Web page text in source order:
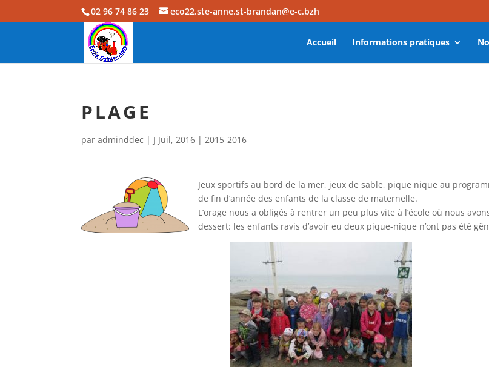
02 96 74 86 23 eco22.ste-anne.st-brandan@e-c.bzh
Accueil Informations pratiques
PLAGE
paradminddec | J Juil, 2016 |2015-2016
Jeux sportifs au bord de la mer, jeux de sable, pique nique au
de fin d’année des enfants de la classe de maternelle.
L’orage nous a obligés à rentrer un peu plus vite à l’école où nous
dessert: les enfants ravis d’avoir eu deux pique-nique n’ont pas été